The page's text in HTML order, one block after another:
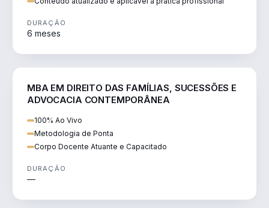
DURAÇÃO
6 meses
MBA EM DIREITO DAS FAMÍLIAS, SUCESSÕES E
ADVOCACIA CONTEMPORÂNEA
100% Ao Vivo
Metodologia de Ponta
Corpo Docente Atuante e Capacitado
DURAÇÃO
—